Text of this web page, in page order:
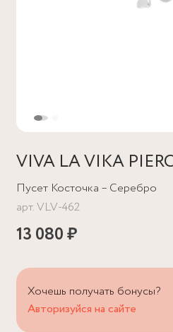
VIVA LA VIKA
Пусет Косточка – Серебро
арт.VLV-462
13 080 ₽
Хочешь получать бонусы?
Авторизуйся на сайте